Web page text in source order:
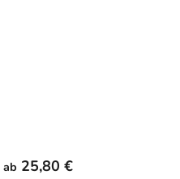
ab 25,80 €